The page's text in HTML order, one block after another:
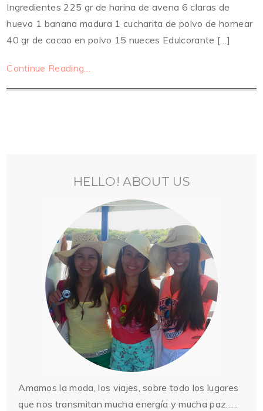
Ingredientes 225 gr de harina de avena 6 claras de
huevo 1 banana madura 1 cucharita de polvo de hornear
40 gr de cacao en polvo 15 nueces Edulcorante […]
Continue Reading…
HELLO! ABOUT US
Amamos la moda, los viajes, sobre todo los lugares
que nos transmitan mucha energía y mucha paz......